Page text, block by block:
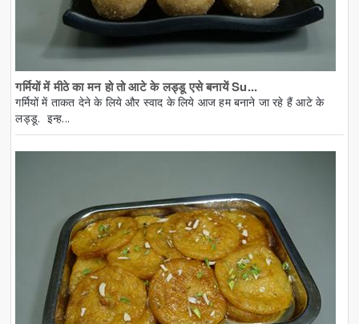
गर्मियों में मीठे का मन हो तो आटे के लड्डू एसे बनायें Su...
गर्मियों में ताकत देने के लिये और स्वाद के लिये आज हम बनाने जा रहे हैं आटे के
लड्डू. इन्ह...